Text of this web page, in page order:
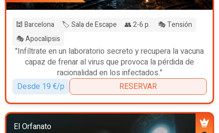
🕍 Barcelona 🏷️ Sala de Escape 👥 2-6 p.
🎭 Tensión
🎭 Apocalipsis
"Infíltrate en un laboratorio secreto y recupera la vacuna
capaz de frenar al virus que provoca la pérdida de
racionalidad en los infectados."
Desde 19 €/p
RESERVAR
El Orfanato